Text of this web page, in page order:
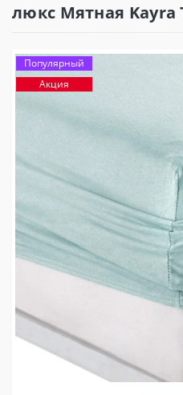
люкс Мятная Kayra
Популярный
Акция